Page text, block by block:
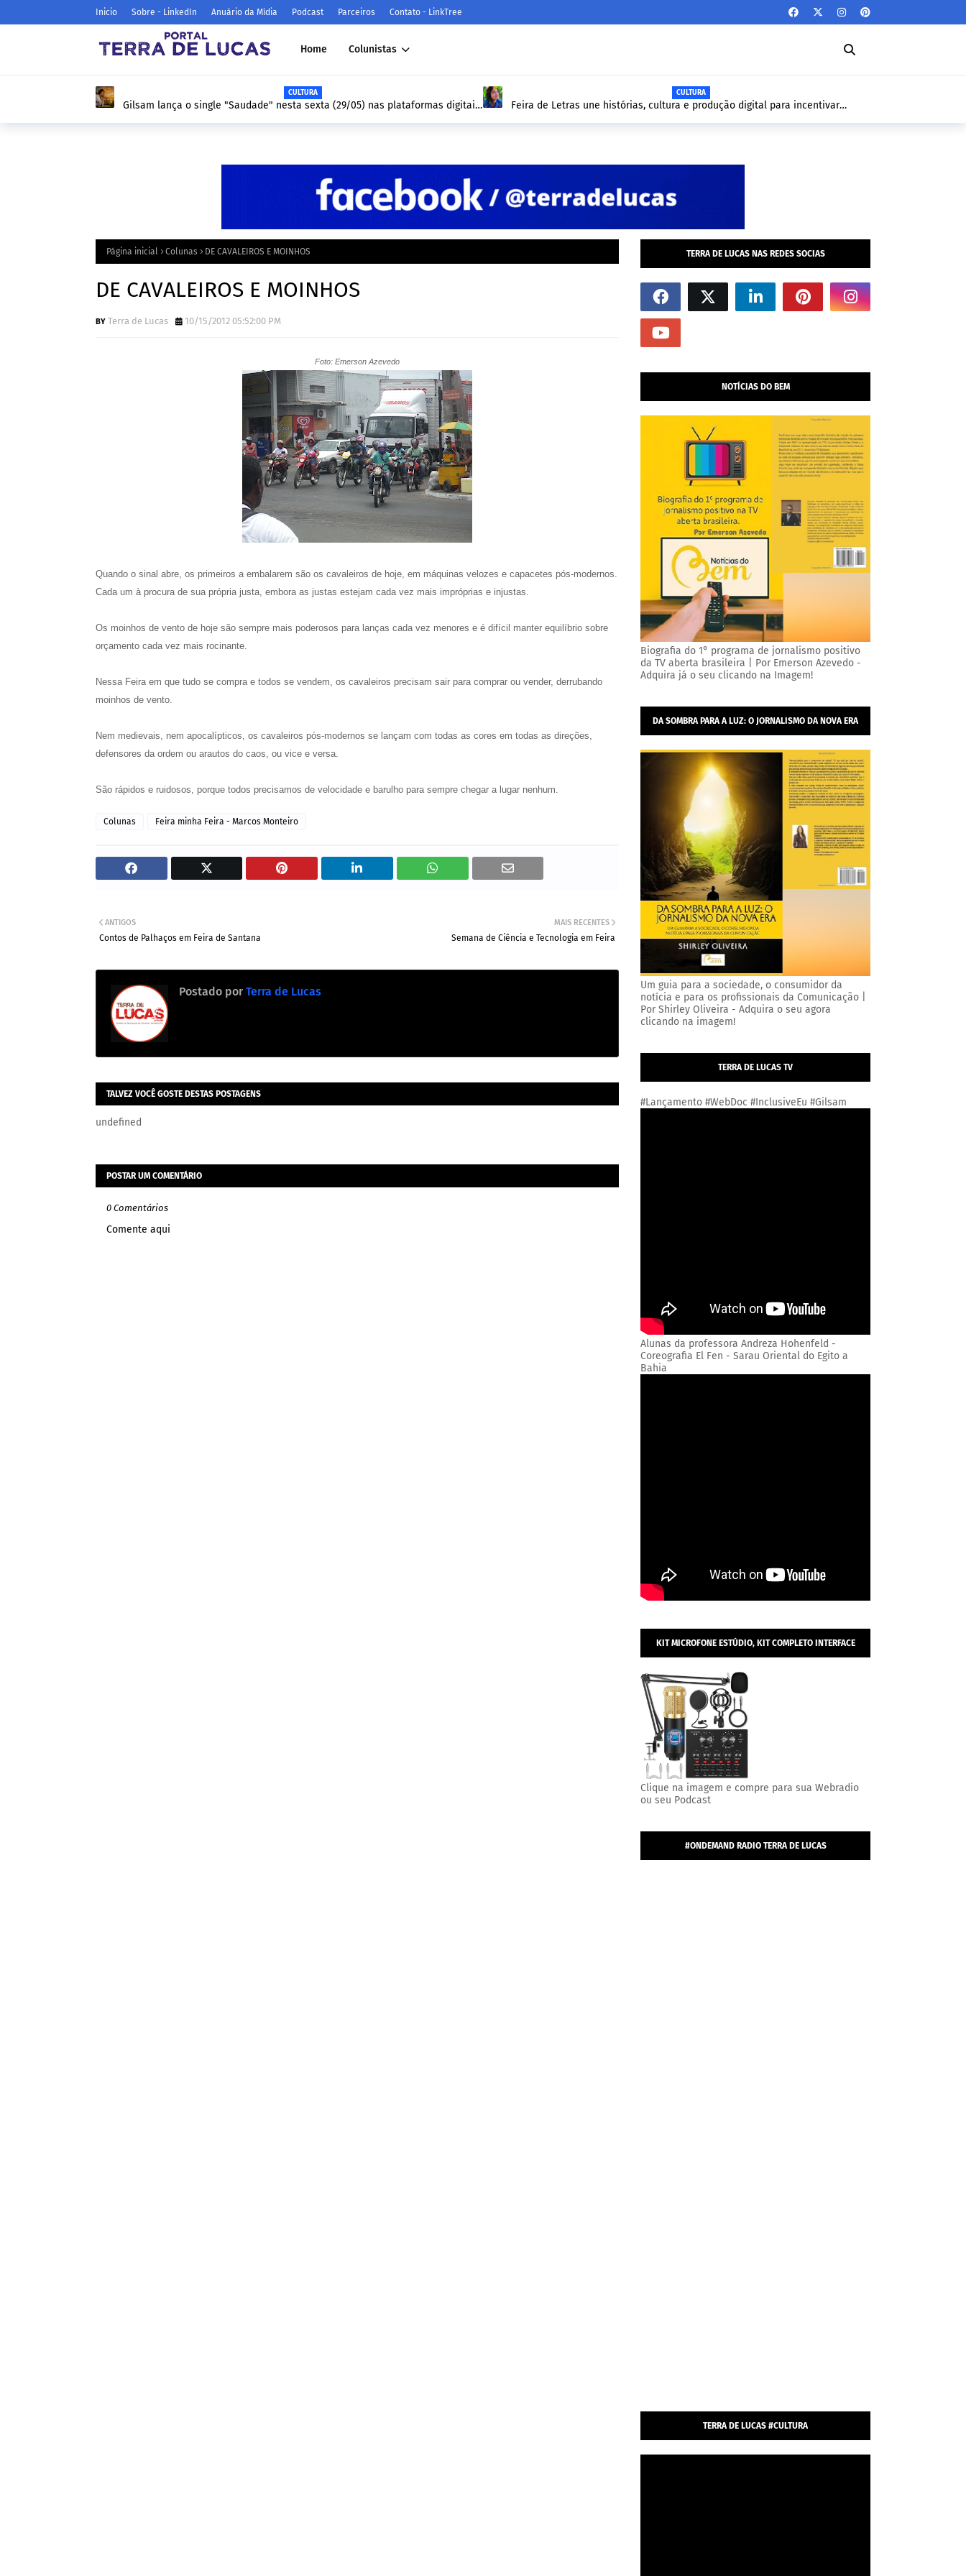
Inicio Sobre - LinkedIn Anuário da Mídia Podcast Parceiros Contato - LinkTree
Home Colunistas
CULTURA
Gilsam lança o single "Saudade" nesta sexta (29/05) nas plataformas digitais
CULTURA
Feira de Letras une histórias, cultura e produção digital para incentivar
Página inicial Colunas DE CAVALEIROS E MOINHOS
DE CAVALEIROS E MOINHOS
Terra de Lucas 10/15/2012 05:52:00 PM
Foto: Emerson Azevedo
Quando o sinal abre, os primeiros a embalarem são os cavaleiros de hoje, em máquinas velozes e capacetes pós-modernos.
Cada um à procura de sua própria justa, embora as justas estejam cada vez mais impróprias e injustas.
Os moinhos de vento de hoje são sempre mais poderosos para lanças cada vez menores e é difícil manter equilíbrio sobre
orçamento cada vez mais rocinante.
Nessa Feira em que tudo se compra e todos se vendem, os cavaleiros precisam sair para comprar ou vender, derrubando
moinhos de vento.
Nem medievais, nem apocalípticos, os cavaleiros pós-modernos se lançam com todas as cores em todas as direções,
defensores da ordem ou arautos do caos, ou vice e versa.
São rápidos e ruidosos, porque todos precisamos de velocidade e barulho para sempre chegar a lugar nenhum.
Colunas Feira minha Feira - Marcos Monteiro
MAIS RECENTES
Semana de Ciência e Tecnologia em Feira
ANTIGOS
Contos de Palhaços em Feira de Santana
Postado por Terra de Lucas
TALVEZ VOCÊ GOSTE DESTAS POSTAGENS
undefined
POSTAR UM COMENTÁRIO
0 Comentários
Comente aqui
TERRA DE LUCAS NAS REDES SOCIAS
NOTÍCIAS DO BEM
Biografia do 1° programa de jornalismo positivo
da TV aberta brasileira | Por Emerson Azevedo -
Adquira já o seu clicando na Imagem!
DA SOMBRA PARA A LUZ: O JORNALISMO DA NOVA ERA
Um guia para a sociedade, o consumidor da
notícia e para os profissionais da Comunicação |
Por Shirley Oliveira - Adquira o seu agora
clicando na imagem!
TERRA DE LUCAS TV
#Lançamento #WebDoc #InclusiveEu #Gilsam
Alunas da professora Andreza Hohenfeld -
Coreografia El Fen - Sarau Oriental do Egito a
Bahia
KIT MICROFONE ESTÚDIO, KIT COMPLETO INTERFACE
MESA V8S, MICROFONE ESTÚDIO PROFISSIONAL
CONDENSADOR.
Clique na imagem e compre para sua Webradio
ou seu Podcast
#ONDEMAND RADIO TERRA DE LUCAS
TERRA DE LUCAS #CULTURA